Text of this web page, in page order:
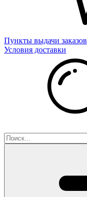
Пункты выдачи заказов
Условия доставки